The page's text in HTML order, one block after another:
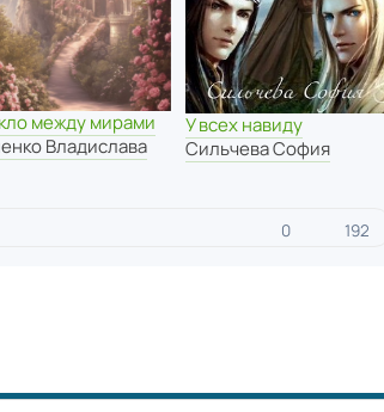
между мирами
Владислава
У всех навиду
Сильчева София
0 192